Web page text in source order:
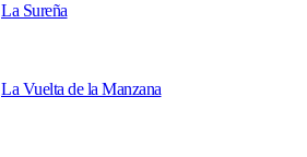
La Sureña
La Vuelta de la Manzana